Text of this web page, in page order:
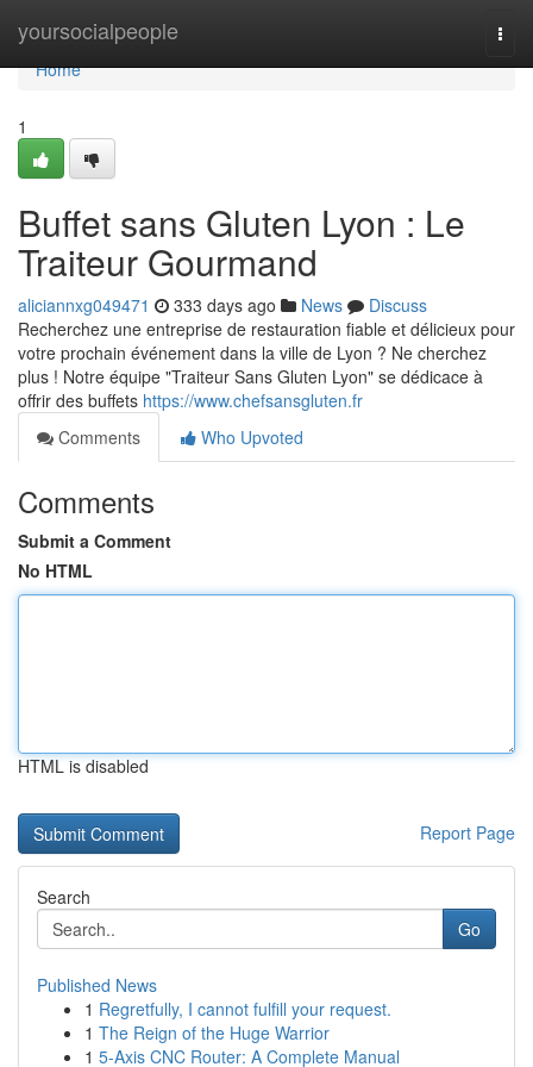
yoursocialpeople
Home
Home
1
Buffet sans Gluten Lyon : Le
Traiteur Gourmand
aliciannxg049471 333 days ago News
Discuss
Recherchez une entreprise de restauration fiable et délicieux pour
votre prochain événement dans la ville de Lyon ? Ne cherchez
plus ! Notre équipe "Traiteur Sans Gluten Lyon" se dédicace à
offrir des buffets https://www.chefsansgluten.fr
Comments
Who Upvoted
Comments
Submit a Comment
No HTML
HTML is disabled
Report Page
Search
Go
Published News
1 Regretfully, I cannot fulfill your request.
1 The Reign of the Huge Warrior
1 5-Axis CNC Router: A Complete Manual